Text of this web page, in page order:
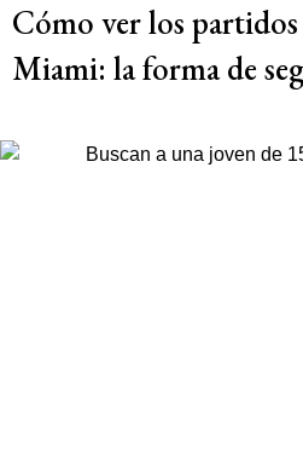
Cómo ver los
Miami: la forma de